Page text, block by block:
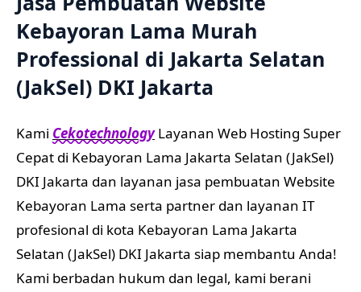
Kebayoran Lama Murah
Professional di Jakarta Selatan
(JakSel) DKI Jakarta
Kami CekotechnologyLayanan Web Hosting Super
Cepat di Kebayoran Lama Jakarta Selatan (JakSel)
DKI Jakarta dan layanan jasa pembuatan Website
Kebayoran Lama serta partner dan layanan IT
profesional di kota Kebayoran Lama Jakarta
Selatan (JakSel) DKI Jakarta siap membantu Anda!
Kami berbadan hukum dan legal, kami berani